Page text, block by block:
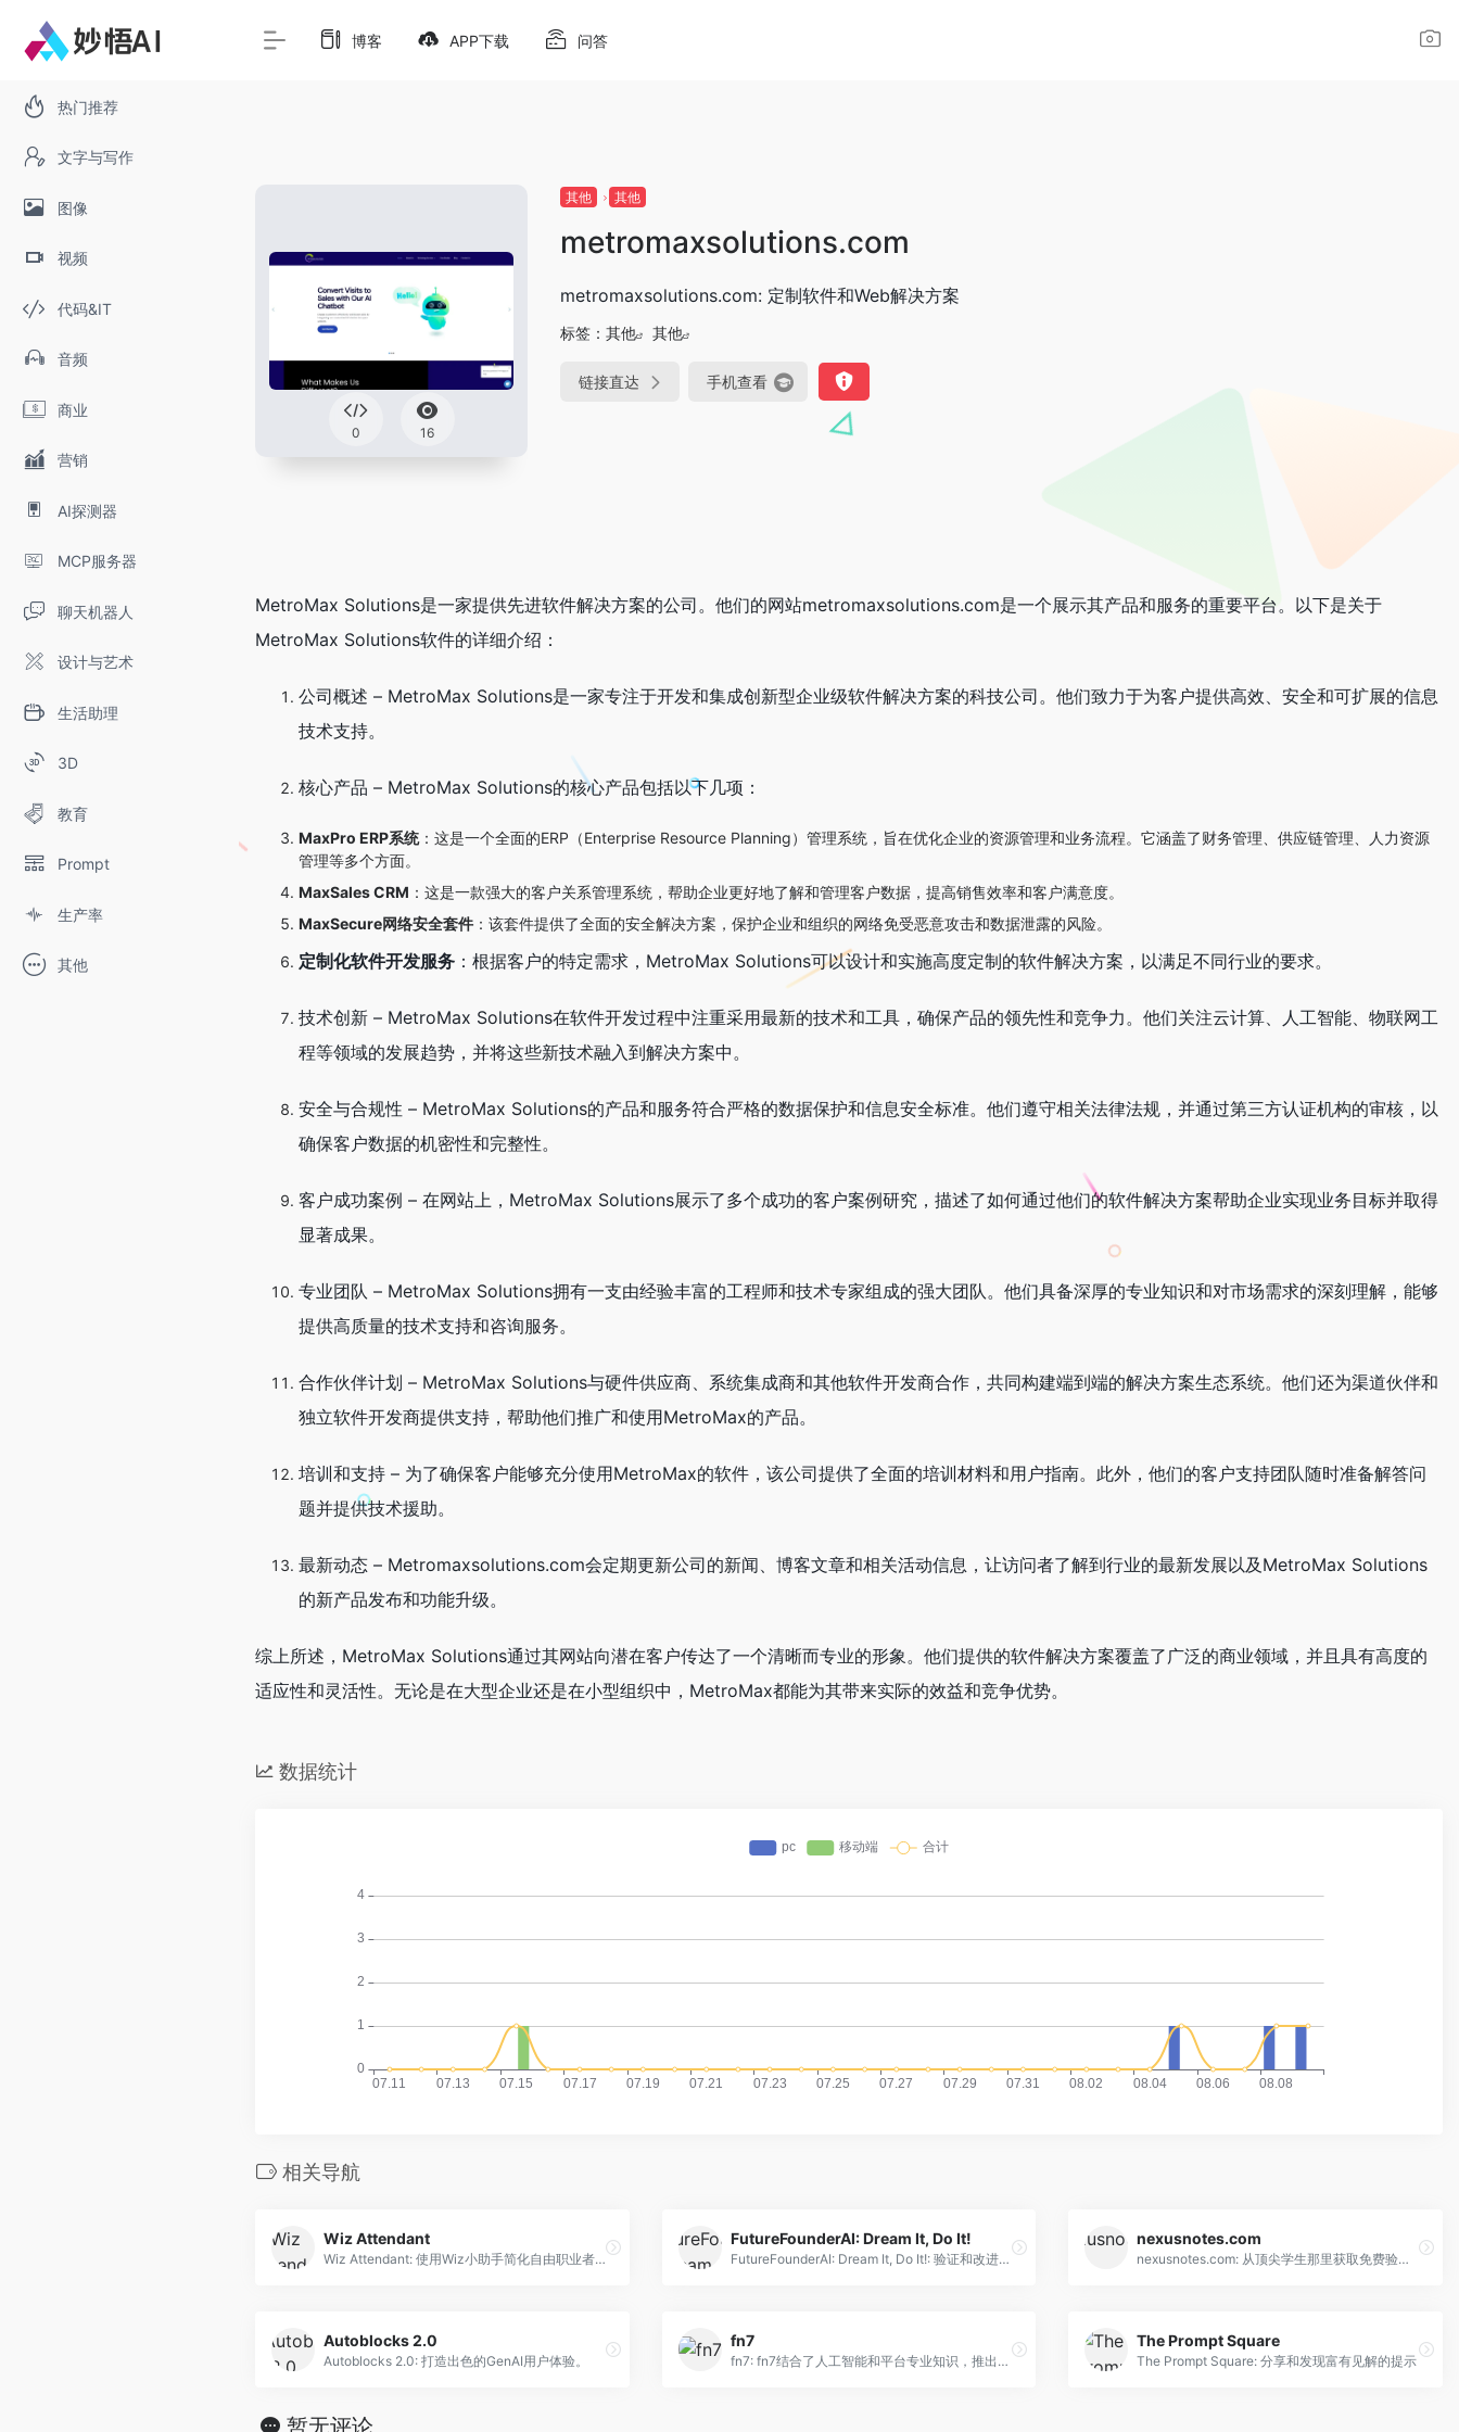
热门推荐
文字与写作
图像
视频
代码&IT
音频
商业
营销
AI探测器
MCP服务器
聊天机器人
设计与艺术
生活助理
3D
教育
Prompt
生产率
其他
博客 APP下载 问答
0 16
其他 其他
metromaxsolutions.com
metromaxsolutions.com: 定制软件和Web解决方案
标签： 其他 其他
链接直达 手机查看
MetroMax Solutions是一家提供先进软件解决方案的公司。他们的网站metromaxsolutions.com是一个展示其产品和服务的重要平台。以下是关于
MetroMax Solutions软件的详细介绍：
公司概述 – MetroMax Solutions是一家专注于开发和集成创新型企业级软件解决方案的科技公司。他们致力于为客户提供高效、安全和可扩展的信息
技术支持。
核心产品 – MetroMax Solutions的核心产品包括以下几项：
MaxPro ERP系统：这是一个全面的ERP（Enterprise Resource Planning）管理系统，旨在优化企业的资源管理和业务流程。它涵盖了财务管理、供应链管理、人力资源
管理等多个方面。
MaxSales CRM ：这是一款强大的客户关系管理系统，帮助企业更好地了解和管理客户数据，提高销售效率和客户满意度。
MaxSecure网络安全套件 ：该套件提供了全面的安全解决方案，保护企业和组织的网络免受恶意攻击和数据泄露的风险。
定制化软件开发服务 ：根据客户的特定需求，MetroMax Solutions可以设计和实施高度定制的软件解决方案，以满足不同行业的要求。
技术创新 – MetroMax Solutions在软件开发过程中注重采用最新的技术和工具，确保产品的领先性和竞争力。他们关注云计算、人工智能、物联网工
程等领域的发展趋势，并将这些新技术融入到解决方案中。
安全与合规性 – MetroMax Solutions的产品和服务符合严格的数据保护和信息安全标准。他们遵守相关法律法规，并通过第三方认证机构的审核，以
确保客户数据的机密性和完整性。
客户成功案例 – 在网站上，MetroMax Solutions展示了多个成功的客户案例研究，描述了如何通过他们的软件解决方案帮助企业实现业务目标并取得
显著成果。
专业团队 – MetroMax Solutions拥有一支由经验丰富的工程师和技术专家组成的强大团队。他们具备深厚的专业知识和对市场需求的深刻理解，能够
提供高质量的技术支持和咨询服务。
合作伙伴计划 – MetroMax Solutions与硬件供应商、系统集成商和其他软件开发商合作，共同构建端到端的解决方案生态系统。他们还为渠道伙伴和
独立软件开发商提供支持，帮助他们推广和使用MetroMax的产品。
培训和支持 – 为了确保客户能够充分使用MetroMax的软件，该公司提供了全面的培训材料和用户指南。此外，他们的客户支持团队随时准备解答问
题并提供技术援助。
最新动态 – Metromaxsolutions.com会定期更新公司的新闻、博客文章和相关活动信息，让访问者了解到行业的最新发展以及MetroMax Solutions
的新产品发布和功能升级。
综上所述，MetroMax Solutions通过其网站向潜在客户传达了一个清晰而专业的形象。他们提供的软件解决方案覆盖了广泛的商业领域，并且具有高度的
适应性和灵活性。无论是在大型企业还是在小型组织中，MetroMax都能为其带来实际的效益和竞争优势。
数据统计
相关导航
Wiz Attendant
Wiz Attendant: 使用Wiz小助手简化自由职业者的工作流程。
FutureFounderAI: Dream It, Do It!
FutureFounderAI: Dream It, Do It!: 验证和改进你的商业计划
nexusnotes.com
nexusnotes.com: 从顶尖学生那里获取免费验证的学习材料，并利用人工智能生成的论文、示例、测验等功能，加速学习进程。
Autoblocks 2.0
Autoblocks 2.0: 打造出色的GenAI用户体验。
fn7
fn7: fn7结合了人工智能和平台专业知识，推出定制和功能丰富的平台。
The Prompt Square
The Prompt Square: 分享和发现富有见解的提示